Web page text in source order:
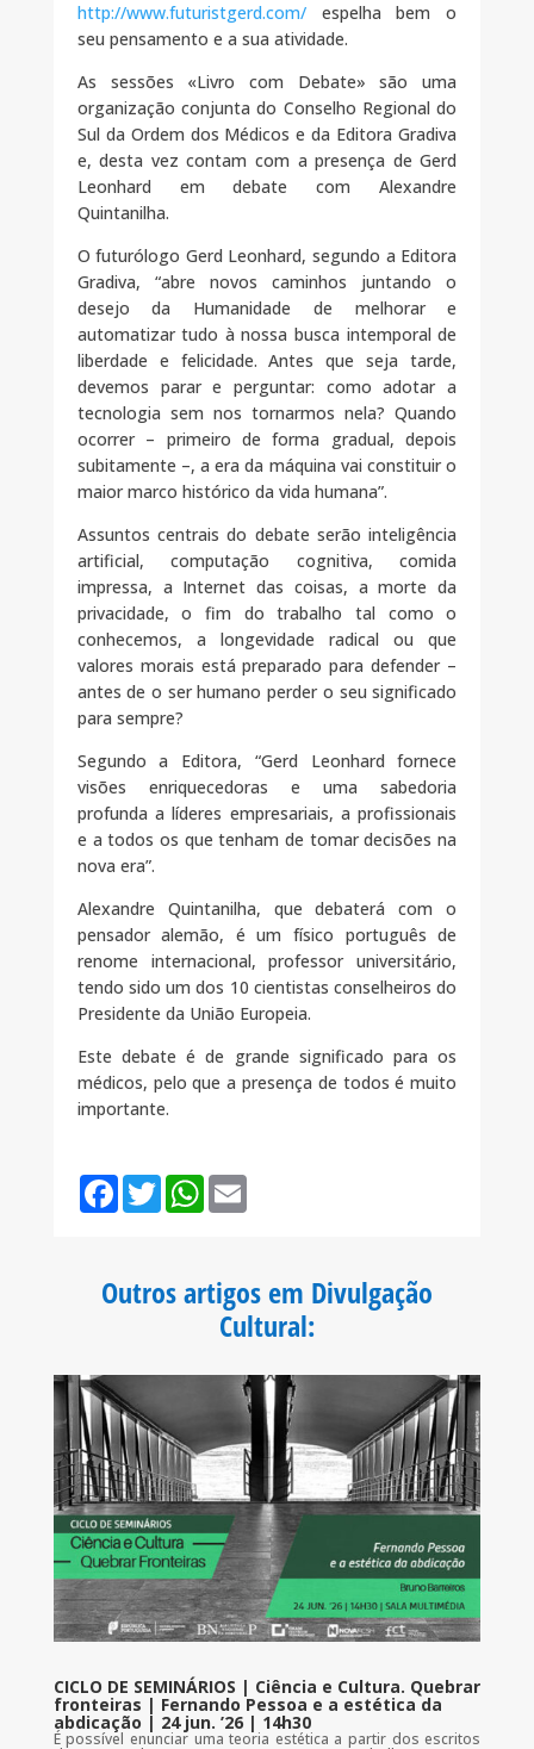
http://www.futuristgerd.com/espelha bem o
seu pensamento e a sua atividade.
As sessões «Livro com Debate» são uma
organização conjunta do Conselho Regional do
Sul da Ordem dos Médicos e da Editora Gradiva
e, desta vez contam com a presença de Gerd
Leonhard em debate com Alexandre
Quintanilha.
O futurólogo Gerd Leonhard, segundo a Editora
Gradiva, “abre novos caminhos juntando o
desejo da Humanidade de melhorar e
automatizar tudo à nossa busca intemporal de
liberdade e felicidade. Antes que seja tarde,
devemos parar e perguntar: como adotar a
tecnologia sem nos tornarmos nela? Quando
ocorrer – primeiro de forma gradual, depois
subitamente –, a era da máquina vai constituir o
maior marco histórico da vida humana”.
Assuntos centrais do debate serão inteligência
artificial, computação cognitiva, comida
impressa, a Internet das coisas, a morte da
privacidade, o fim do trabalho tal como o
conhecemos, a longevidade radical ou que
valores morais está preparado para defender –
antes de o ser humano perder o seu significado
para sempre?
Segundo a Editora, “Gerd Leonhard fornece
visões enriquecedoras e uma sabedoria
profunda a líderes empresariais, a profissionais
e a todos os que tenham de tomar decisões na
nova era”.
Alexandre Quintanilha, que debaterá com o
pensador alemão, é um físico português de
renome internacional, professor universitário,
tendo sido um dos 10 cientistas conselheiros do
Presidente da União Europeia.
Este debate é de grande significado para os
médicos, pelo que a presença de todos é muito
importante.
F
o
T
w
r
W
A
p
E
Outros artigos em Divulgação
Cultural:
CICLO DE SEMINÁRIOS | Ciência e Cultura. Quebrar
fronteiras | Fernando Pessoa e a estética da
abdicação | 24 jun. ’26 | 14h30
É possível enunciar uma teoria estética a partir dos escritos